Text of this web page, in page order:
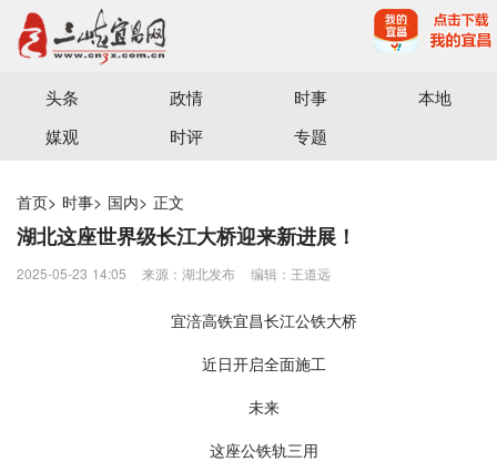
宜昌三峡融媒体中心主办
头条 政情 时事
本地
媒观
时评 专题
首页> 时事> 国内> 正文
湖北这座世界级长江大桥迎来新进展！
2025-05-23 14:05 来源：湖北发布 编辑：王道远
宜涪高铁宜昌长江公铁大桥
近日开启全面施工
未来
这座公铁轨三用